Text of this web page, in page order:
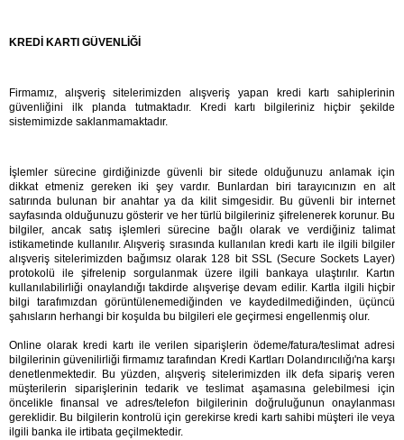
KREDİ KARTI GÜVENLİĞİ
Firmamız, alışveriş sitelerimizden alışveriş yapan kredi kartı sahiplerinin
güvenliğini ilk planda tutmaktadır. Kredi kartı bilgileriniz hiçbir şekilde
sistemimizde saklanmamaktadır.
İşlemler sürecine girdiğinizde güvenli bir sitede olduğunuzu anlamak için
dikkat etmeniz gereken iki şey vardır. Bunlardan biri tarayıcınızın en alt
satırında bulunan bir anahtar ya da kilit simgesidir. Bu güvenli bir internet
sayfasında olduğunuzu gösterir ve her türlü bilgileriniz şifrelenerek korunur. Bu
bilgiler, ancak satış işlemleri sürecine bağlı olarak ve verdiğiniz talimat
istikametinde kullanılır. Alışveriş sırasında kullanılan kredi kartı ile ilgili bilgiler
alışveriş sitelerimizden bağımsız olarak 128 bit SSL (Secure Sockets Layer)
protokolü ile şifrelenip sorgulanmak üzere ilgili bankaya ulaştırılır. Kartın
kullanılabilirliği onaylandığı takdirde alışverişe devam edilir. Kartla ilgili hiçbir
bilgi tarafımızdan görüntülenemediğinden ve kaydedilmediğinden, üçüncü
şahısların herhangi bir koşulda bu bilgileri ele geçirmesi engellenmiş olur.
Online olarak kredi kartı ile verilen siparişlerin ödeme/fatura/teslimat adresi
bilgilerinin güvenilirliği firmamız tarafından Kredi Kartları Dolandırıcılığı'na karşı
denetlenmektedir. Bu yüzden, alışveriş sitelerimizden ilk defa sipariş veren
müşterilerin siparişlerinin tedarik ve teslimat aşamasına gelebilmesi için
öncelikle finansal ve adres/telefon bilgilerinin doğruluğunun onaylanması
gereklidir. Bu bilgilerin kontrolü için gerekirse kredi kartı sahibi müşteri ile veya
ilgili banka ile irtibata geçilmektedir.